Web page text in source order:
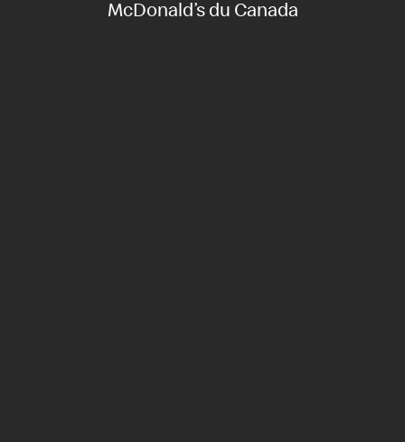
McDonald’s du Canada